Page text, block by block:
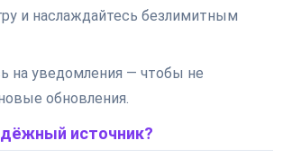
и наслаждайтесь безлимитным
на уведомления — чтобы не
обновления.
источник?